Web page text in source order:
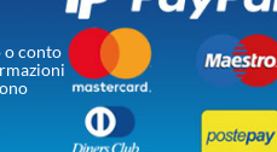
o conto